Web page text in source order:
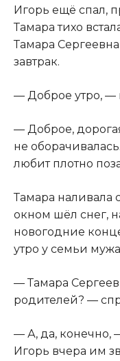
Игорь ещё спал,
Тамара тихо
Тамара
завтрак.
— Доброе утро, —
— Доброе,
не
любит плотно
Тамара наливала
окном шёл снег,
новогодние
утро у семьи
— Тамара
родителей? —
— А, да, конечно,
Игорь вчера им